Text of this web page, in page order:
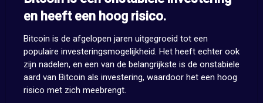
en heeft een hoog risico.
Bitcoin is de afgelopen jaren uitgegroeid tot een
populaire investeringsmogelijkheid. Het heeft echter ook
zijn nadelen, en een van de belangrijkste is de onstabiele
aard van Bitcoin als investering, waardoor het een hoog
risico met zich meebrengt.